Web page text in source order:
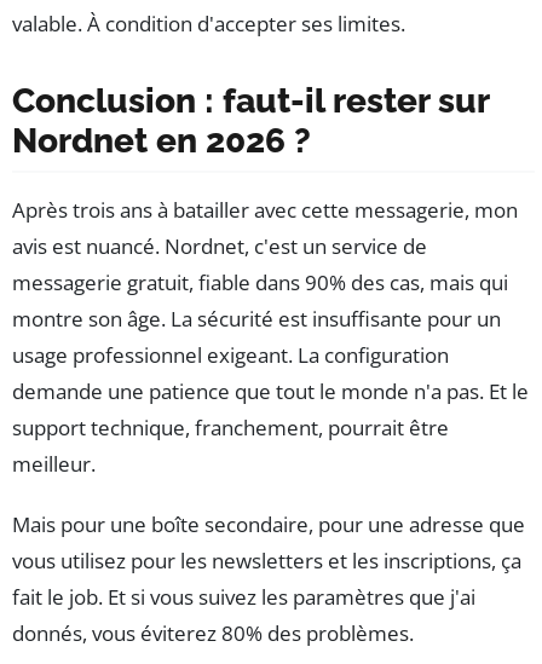
valable. À condition d'accepter ses limites.
Conclusion : faut-il rester sur
Nordnet en 2026 ?
Après trois ans à batailler avec cette messagerie, mon
avis est nuancé. Nordnet, c'est un service de
messagerie gratuit, fiable dans 90% des cas, mais qui
montre son âge. La sécurité est insuffisante pour un
usage professionnel exigeant. La configuration
demande une patience que tout le monde n'a pas. Et le
support technique, franchement, pourrait être
meilleur.
Mais pour une boîte secondaire, pour une adresse que
vous utilisez pour les newsletters et les inscriptions, ça
fait le job. Et si vous suivez les paramètres que j'ai
donnés, vous éviterez 80% des problèmes.